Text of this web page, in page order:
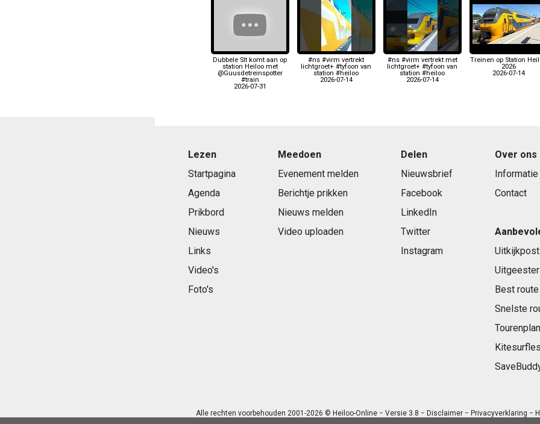
Dubbele Slt komt aan op
station Heiloo met
@Guusdetreinspotter
#train
2026-07-31
#ns #virm vertrekt
lichtgroet+ #tyfoon van
station #heiloo
2026-07-14
#ns #virm vertrekt met
lichtgroet+ #tyfoon van
station #heiloo
2026-07-14
Treinen op Station
2026
2026-07-14
Lezen
Startpagina
Agenda
Prikbord
Nieuws
Links
Video's
Foto's
Meedoen
Evenement melden
Berichtje prikken
Nieuws melden
Video uploaden
Delen
Nieuwsbrief
Facebook
LinkedIn
Twitter
Instagram
Over ons
Informatie
Contact
Uitkijkpost
Uitgeester
Best
Snelste
Alle rechten voorbehouden 2001-2026 © Heiloo-Online − Versie 3.8 − Disclaimer− Privacyverklaring −